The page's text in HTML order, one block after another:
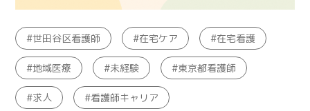
世田谷区看護師 在宅ケア 在宅看護
地域医療 未経験 東京都看護師
求人 看護師キャリア